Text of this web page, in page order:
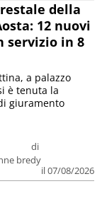
della
12 nuovi
servizio in 8
di
bredy
il 07/08/2026
a palazzo
è tenuta la
giuramento